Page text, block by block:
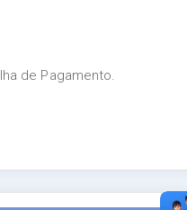
de Pagamento.